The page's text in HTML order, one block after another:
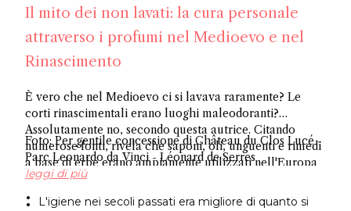
Il mito dei non lavati: la cura personale
attraverso i profumi nel Medioevo e nel
Rinascimento
È vero che nel Medioevo ci si lavava raramente? Le
corti rinascimentali erano luoghi maleodoranti?
Assolutamente no, secondo questa autrice. Citando
numerose fonti, rivela che saponi, oli, unguenti e rimedi
a base di erbe erano ampiamente utilizzati nell'Europa
occidentale, sfatando l'antico mito sull'igiene.
Foto: Per gentile concessione di Château du Clos Lucé -
Parc Leonardo da Vinci - Léonard de Serres
leggi di più
L'igiene nei secoli passati era migliore di quanto si